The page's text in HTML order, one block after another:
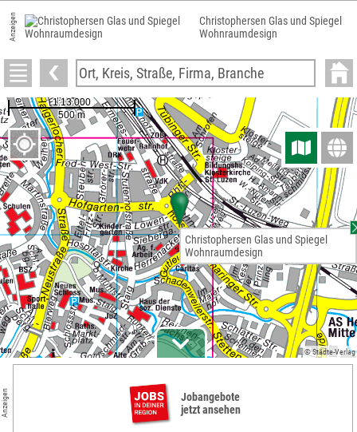
Anzeigen
Christophersen Glas und Spiegel
Wohnraumdesign
© Städte-Verlag
Christophersen Glas und Spiegel
Wohnraumdesign
Anzeigen
Jobangebote
jetzt ansehen